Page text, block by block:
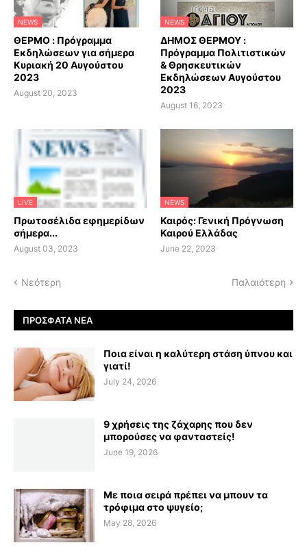
NEWS
ΘΕΡΜΟ : Πρόγραμμα
Εκδηλώσεων για σήμερα
Κυριακή 20 Αυγούστου
2023
August 20, 2023
NEWS
ΔΗΜΟΣ ΘΕΡΜΟΥ :
Πρόγραμμα Πολιτιστικών
& Θρησκευτικών
Εκδηλώσεων Αυγούστου
2023
August 16, 2023
LIVE
Πρωτοσέλιδα εφημερίδων
σήμερα...
August 03, 2023
NEWS
Καιρός: Γενική Πρόγνωση
Καιρού Ελλάδας
June 22, 2023
Νεότερη Παλαιότερη
ΠΡΌΣΦΑΤΑ ΝΈΑ
Ποια είναι η καλύτερη στάση ύπνου και
γιατί!
July 24, 2026
9 χρήσεις της ζάχαρης που δεν
μπορούσες να φανταστείς!
June 19, 2026
Με ποια σειρά πρέπει να μπουν τα
τρόφιμα στο ψυγείο;
May 28, 2026